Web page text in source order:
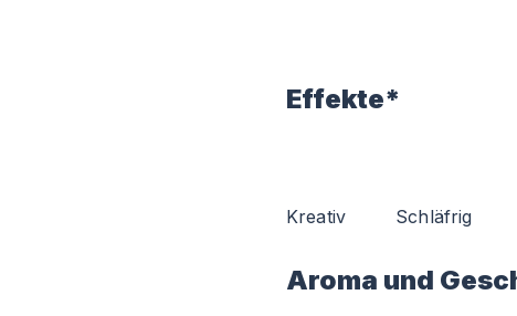
Effekte*
Kreativ Schläfrig
Aroma und